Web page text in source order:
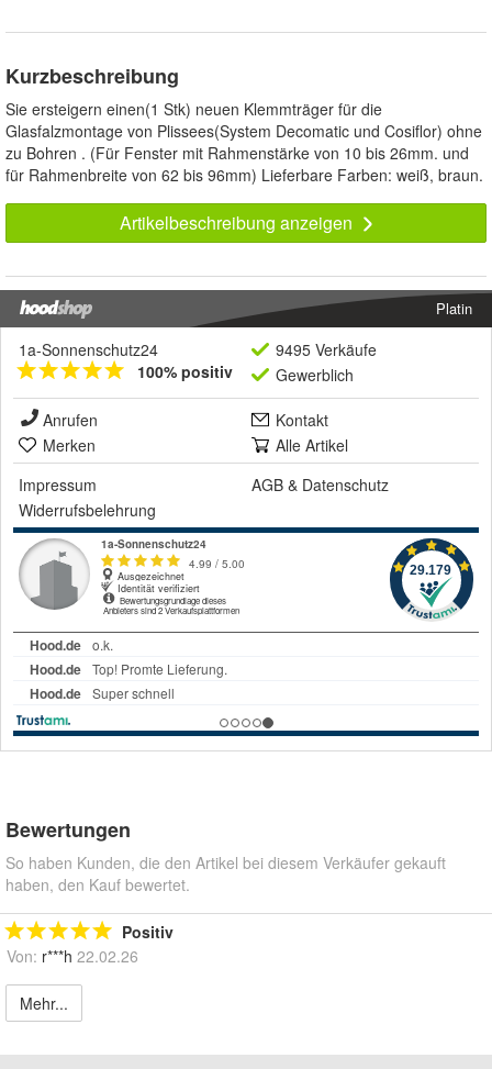
Kurzbeschreibung
Sie ersteigern einen(1 Stk) neuen Klemmträger für die
Glasfalzmontage von Plissees(System Decomatic und Cosiflor) ohne
zu Bohren . (Für Fenster mit Rahmenstärke von 10 bis 26mm. und
für Rahmenbreite von 62 bis 96mm) Lieferbare Farben: weiß, braun.
Artikelbeschreibung anzeigen
Platin
1a-Sonnenschutz24
100% positiv
9495 Verkäufe
Gewerblich
Anrufen
Kontakt
Merken
Alle Artikel
Impressum
AGB & Datenschutz
Widerrufsbelehrung
Bewertungen
So haben Kunden, die den Artikel bei diesem Verkäufer gekauft
haben, den Kauf bewertet.
Positiv
Von: r***h 22.02.26
Mehr...